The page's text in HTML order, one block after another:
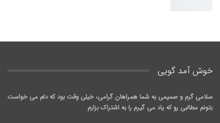
خوش آمد گويی
سلامی گرم و صمیمی به شما همراهان گرامی، خیلی وقت بود که دلم می خواست
بتونم مطالبی رو که یاد می گیرم را به اشتراک بزارم